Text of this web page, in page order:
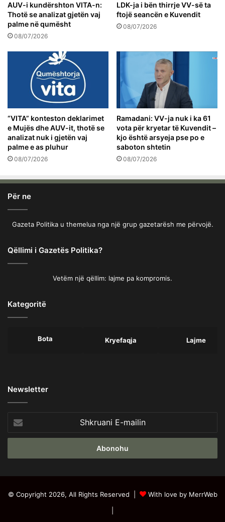
AUV-i kundërshton VITA-n:
Thotë se analizat gjetën vaj
palme në qumësht
08/07/2026
LDK-ja i bën thirrje VV-së ta
ftojë seancën e Kuvendit
08/07/2026
“VITA” konteston deklarimet
e Mujës dhe AUV-it, thotë se
analizat nuk i gjetën vaj
palme e as pluhur
08/07/2026
Ramadani: VV-ja nuk i ka 61
vota për kryetar të Kuvendit –
kjo është arsyeja pse po e
saboton shtetin
08/07/2026
Për ne
Gazeta Politika u themelua nga një grup gazetarësh me përvojë.
Qëllimi i Gazetës Politika?
Vetëm një qëllim: lajme pa kompromis.
Kategoritë
Bota Kryefaqja Lajme
Newsletter
E-
mailin
© Copyright 2026, All Rights Reserved |
With love by MerrWeb